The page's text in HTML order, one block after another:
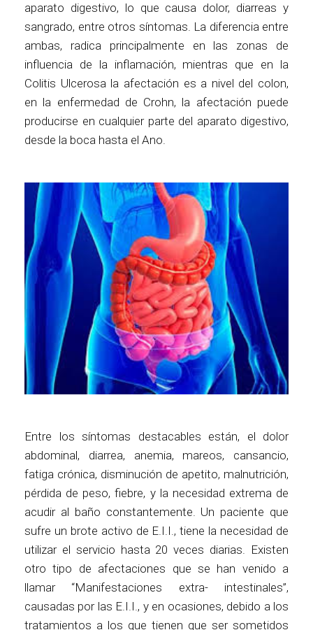
aparato digestivo, lo que causa dolor, diarreas y
sangrado, entre otros síntomas. La diferencia entre
ambas, radica principalmente en las zonas de
influencia de la inflamación, mientras que en la
Colitis Ulcerosa la afectación es a nivel del colon,
en la enfermedad de Crohn, la afectación puede
producirse en cualquier parte del aparato digestivo,
desde la boca hasta el Ano.
Entre los síntomas destacables están, el dolor
abdominal, diarrea, anemia, mareos, cansancio,
fatiga crónica, disminución de apetito, malnutrición,
pérdida de peso, fiebre, y la necesidad extrema de
acudir al baño constantemente. Un paciente que
sufre un brote activo de E.I.I., tiene la necesidad de
utilizar el servicio hasta 20 veces diarias. Existen
otro tipo de afectaciones que se han venido a
llamar “Manifestaciones extra- intestinales”,
causadas por las E.I.I., y en ocasiones, debido a los
tratamientos a los que tienen que ser sometidos